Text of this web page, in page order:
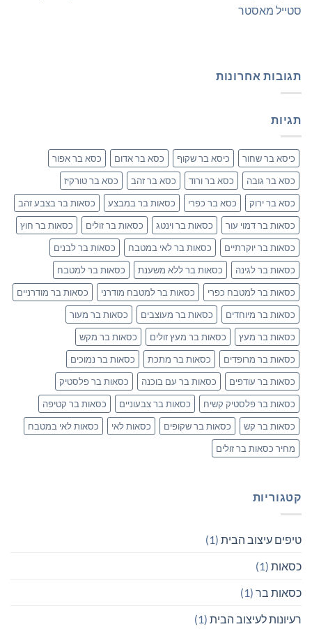
סטייל מאסטר
תגובות אחרונות
תגיות
כיסא בר שחור כיסא בר שקוף כסא בר אדום
כסא בר אפור
כסא בר גובה
כסא בר ורוד כסא בר זהב
כסא בר טורקיז
כסא בר ירוק
כסא בר כפרי כסאות בר במבצע
כסאות בר בצבע זהב
כסאות בר דמוי עור
כסאות בר וינטג כסאות בר זולים
כסאות בר חוץ
כסאות בר יוקרתיים
כסאות בר לאי במטבח
כסאות בר לבנים
כסאות בר לגינה
כסאות בר ללא משענת
כסאות בר למטבח
כסאות בר למטבח כפרי
כסאות בר למטבח מודרני
כסאות בר מודרניים
כסאות בר מיוחדים
כסאות בר מעוצבים
כסאות בר מעור
כסאות בר מעץ
כסאות בר מעץ זולים
כסאות בר מקש
כסאות בר מרופדים
כסאות בר מתכת
כסאות בר נמוכים
כסאות בר עודפים
כסאות בר עם בוכנה
כסאות בר פלסטיק
כסאות בר פלסטיק קשיח
כסאות בר צבעוניים
כסאות בר קטיפה
כסאות בר קש
כסאות בר שקופים כסאות לאי
כסאות לאי במטבח
מחיר כסאות בר זולים
קטגוריות
טיפים עיצוב הבית (1)
כסאות (1)
כסאות בר (1)
רעיונות לעיצוב הבית (1)